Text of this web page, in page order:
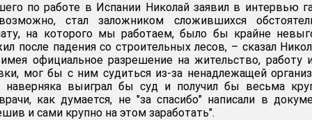
по работе в Испании Николай заявил в интервью
стал заложником сложившихся
на которого мы работаем, было бы крайне
после падения со строительных лесов, – сказал
официальное разрешение на жительство, работу
мог бы с ним судиться из-за ненадлежащей
наверняка выиграл бы суд и получил бы весьма
как думается, не "за спасибо" написали в
и сами крупно на этом заработать".